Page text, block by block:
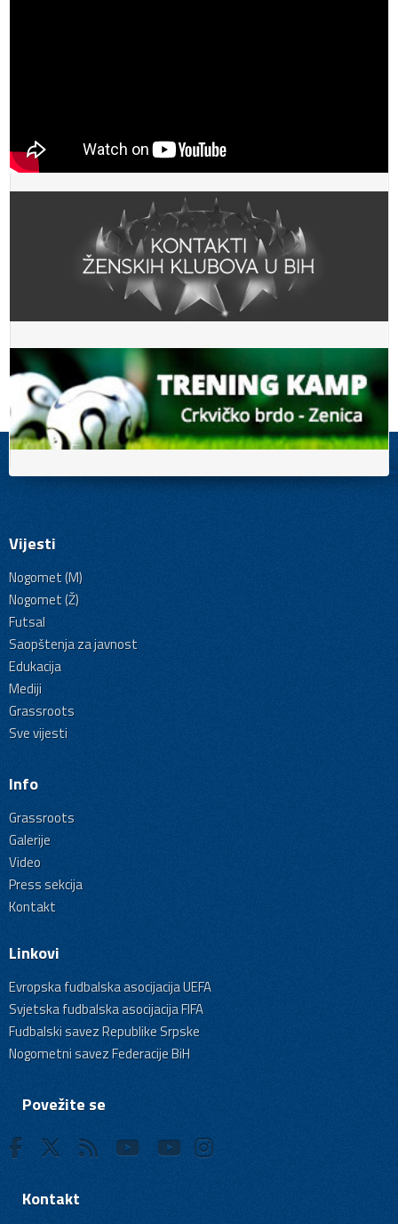
Vijesti
Nogomet (M)
Nogomet (Ž)
Futsal
Saopštenja za javnost
Edukacija
Mediji
Grassroots
Sve vijesti
Info
Grassroots
Galerije
Video
Press sekcija
Kontakt
Linkovi
Evropska fudbalska asocijacija UEFA
Svjetska fudbalska asocijacija FIFA
Fudbalski savez Republike Srpske
Nogometni savez Federacije BiH
Povežite se
Kontakt